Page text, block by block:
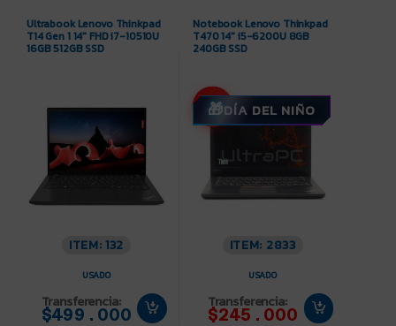
Ultrabook Lenovo Thinkpad
T14 Gen 1 14″ FHD i7-10510U
16GB 512GB SSD
ITEM: 132
USADO
Transferencia:
$499.000
Notebook Lenovo Thinkpad
T470 14″ i5-6200U 8GB
240GB SSD
-8%DÍA DEL NIÑO
ITEM: 2833
USADO
Transferencia:
$245.000